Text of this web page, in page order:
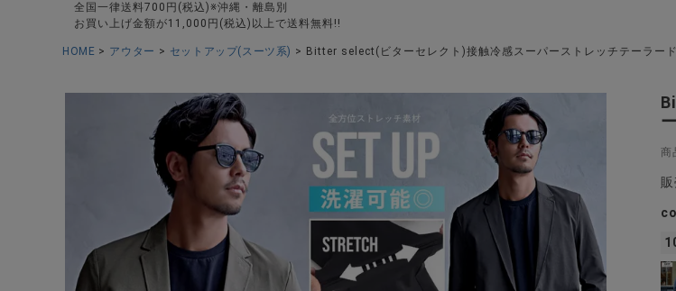
全国一律送料700円(税込)※沖縄・離島別
お買い上げ金額が11,000円(税込)以上で送料無料!!
HOME アウター セットアップ(スーツ系) Bitter select(ビターセレクト)接触冷感スーパーストレッチテーラー
商